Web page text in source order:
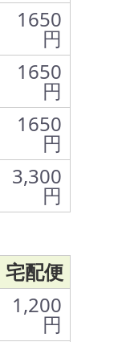
1650
円
1650
円
1650
円
3,300
円
宅配便
1,200
円